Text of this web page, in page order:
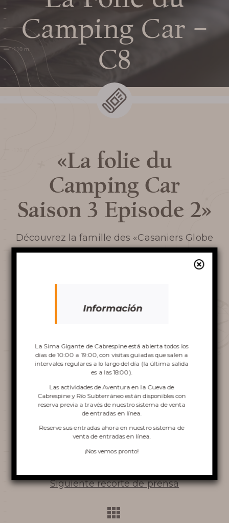
Preparar mi
visita
VENIR A LA SIMA
SERVICIOS Y TIENDA
PREGUNTAS MÁS
FRECUENTES
Descubre la
Sima
VISITA LA SIMA
ACCRO CUEVA DE
EL RÍO SUBTERRÁNEO
Camping Car –
C8
«La folie du
Camping Car
Saison 3 Episode 2»
Découvrez la famille des «Casaniers Globe
Trotteurs» qui nous a rendu visite à
l’occasion de l’émission La folie du
Camping Car en mai 2024 sur C8.
C8 - LA FOLIE DU CAMPING-Saison 3 Episode 2 23052024
Recorte de prensa anterior
Siguiente recorte de prensa
Información
La Sima Gigante de Cabrespine está abierta todos los
dias de 10:00 a 19:00, con visitas guiadas que salen a
intervalos regulares a lo largo del día (la última salida
es a las 18:00).
Las actividades de Aventura en la Cueva de
Cabrespine y Río Subterráneo están disponibles con
reserva previa a través de nuestro sistema de venta
de entradas en línea.
Reserve sus entradas ahora en nuestro sistema de
venta de entradas en línea.
¡Nos vemos pronto!